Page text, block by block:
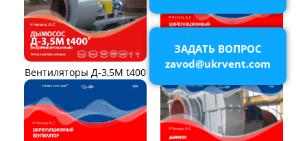
Вентиляторы местного
ЗАДАТЬ ВОПРОС
zavod@ukrvent.com